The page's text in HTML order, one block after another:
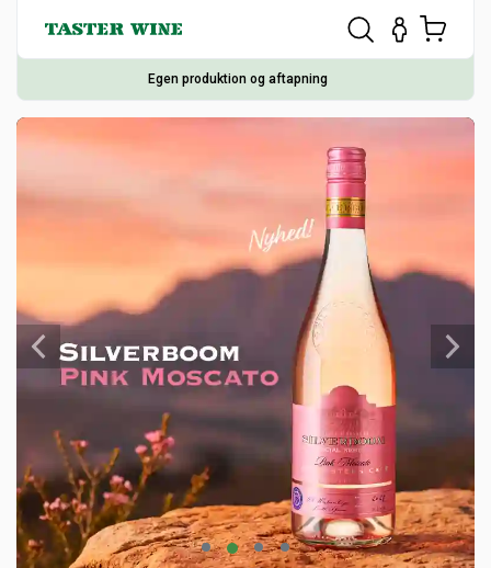
Egen produktion og aftapning